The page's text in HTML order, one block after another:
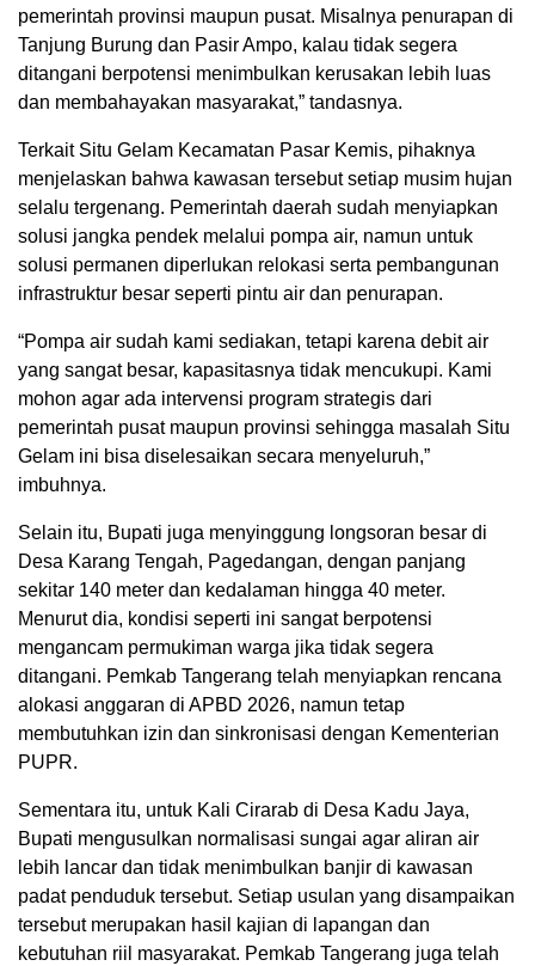
pemerintah provinsi maupun pusat. Misalnya penurapan di
Tanjung Burung dan Pasir Ampo, kalau tidak segera
ditangani berpotensi menimbulkan kerusakan lebih luas
dan membahayakan masyarakat,” tandasnya.
Terkait Situ Gelam Kecamatan Pasar Kemis, pihaknya
menjelaskan bahwa kawasan tersebut setiap musim hujan
selalu tergenang. Pemerintah daerah sudah menyiapkan
solusi jangka pendek melalui pompa air, namun untuk
solusi permanen diperlukan relokasi serta pembangunan
infrastruktur besar seperti pintu air dan penurapan.
“Pompa air sudah kami sediakan, tetapi karena debit air
yang sangat besar, kapasitasnya tidak mencukupi. Kami
mohon agar ada intervensi program strategis dari
pemerintah pusat maupun provinsi sehingga masalah Situ
Gelam ini bisa diselesaikan secara menyeluruh,”
imbuhnya.
Selain itu, Bupati juga menyinggung longsoran besar di
Desa Karang Tengah, Pagedangan, dengan panjang
sekitar 140 meter dan kedalaman hingga 40 meter.
Menurut dia, kondisi seperti ini sangat berpotensi
mengancam permukiman warga jika tidak segera
ditangani. Pemkab Tangerang telah menyiapkan rencana
alokasi anggaran di APBD 2026, namun tetap
membutuhkan izin dan sinkronisasi dengan Kementerian
PUPR.
Sementara itu, untuk Kali Cirarab di Desa Kadu Jaya,
Bupati mengusulkan normalisasi sungai agar aliran air
lebih lancar dan tidak menimbulkan banjir di kawasan
padat penduduk tersebut. Setiap usulan yang disampaikan
tersebut merupakan hasil kajian di lapangan dan
kebutuhan riil masyarakat. Pemkab Tangerang juga telah